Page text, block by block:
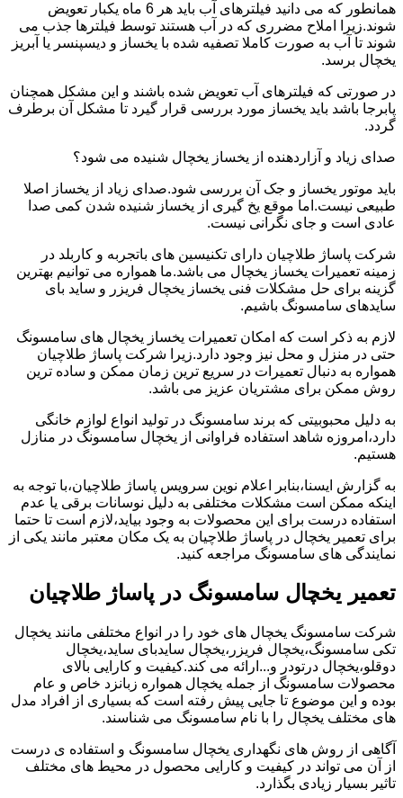
همانطور که می دانید فیلترهای آب باید هر 6 ماه یکبار تعویض
شوند.زیرا املاح مضرری که در آب هستند توسط فیلترها جذب می
شوند تا آب به صورت کاملا تصفیه شده با یخساز و دیسپنسر یا آبریز
یخچال برسد.
در صورتی که فیلترهای آب تعویض شده باشند و این مشکل همچنان
پابرجا باشد باید یخساز مورد بررسی قرار گیرد تا مشکل آن برطرف
گردد.
صدای زیاد و آزاردهنده از یخساز یخچال شنیده می شود؟
باید موتور یخساز و جک آن بررسی شود.صدای زیاد از یخساز اصلا
طبیعی نیست.اما موقع یخ گیری از یخساز شنیده شدن کمی صدا
عادی است و جای نگرانی نیست.
شرکت پاساژ طلاچیان دارای تکنیسین های باتجربه و کاربلد در
زمینه تعمیرات یخساز یخچال می باشد.ما همواره می توانیم بهترین
گزینه برای حل مشکلات فنی یخساز یخچال فریزر و ساید بای
سایدهای سامسونگ باشیم.
لازم به ذکر است که امکان تعمیرات یخساز یخچال های سامسونگ
حتی در منزل و محل نیز وجود دارد.زیرا شرکت پاساژ طلاچیان
همواره به دنبال تعمیرات در سریع ترین زمان ممکن و ساده ترین
روش ممکن برای مشتریان عزیز می باشد.
به دلیل محبوبیتی که برند سامسونگ در تولید انواع لوازم خانگی
دارد،امروزه شاهد استفاده فراوانی از یخچال سامسونگ در منازل
هستیم.
به گزارش ایسنا،بنابر اعلام نوین سرویس پاساژ طلاچیان،با توجه به
اینکه ممکن است مشکلات مختلفی به دلیل نوسانات برقی یا عدم
استفاده درست برای این محصولات به وجود بیاید،لازم است تا حتما
برای تعمیر یخچال در پاساژ طلاچیان به یک مکان معتبر مانند یکی از
نمایندگی های سامسونگ مراجعه کنید.
تعمیر یخچال سامسونگ در پاساژ طلاچیان
شرکت سامسونگ یخچال های خود را در انواع مختلفی مانند یخچال
تکی سامسونگ،یخچال فریزر،یخچال سایدبای ساید،یخچال
دوقلو،یخچال درتودر و...ارائه می کند.کیفیت و کارایی بالای
محصولات سامسونگ از جمله یخچال همواره زبانزد خاص و عام
بوده و این موضوع تا جایی پیش رفته است که بسیاری از افراد مدل
های مختلف یخچال را با نام سامسونگ می شناسند.
آگاهی از روش های نگهداری یخچال سامسونگ و استفاده ی درست
از آن می تواند در کیفیت و کارایی محصول در محیط های مختلف
تاثیر بسیار زیادی بگذارد.